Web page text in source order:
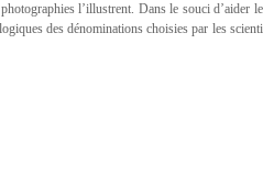
l’illustrent. Dans le souci d’aider
des dénominations choisies par les